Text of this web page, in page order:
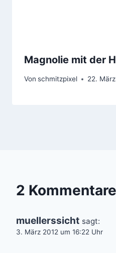
Magnolie mit der
Von schmitzpixel 22.
2 Kommentare
muellerssicht sagt:
3. März 2012 um 16:22 Uhr